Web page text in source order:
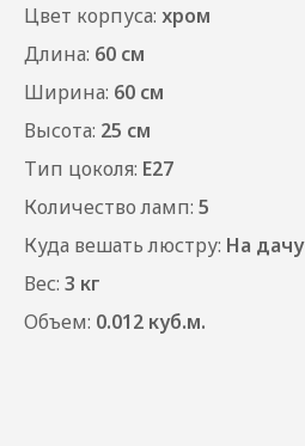
Цвет корпуса: хром
Длина: 60 см
Ширина: 60 см
Высота: 25 см
Тип цоколя: E27
Количество ламп: 5
Куда вешать люстру: На дачу
Вес: 3 кг
Объем: 0.012 куб.м.